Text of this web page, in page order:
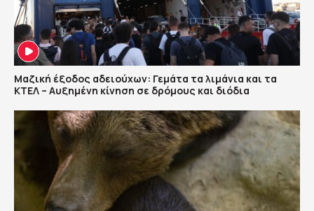
Μαζική έξοδος αδειούχων: Γεμάτα τα λιμάνια και τα
ΚΤΕΛ – Αυξημένη κίνηση σε δρόμους και διόδια